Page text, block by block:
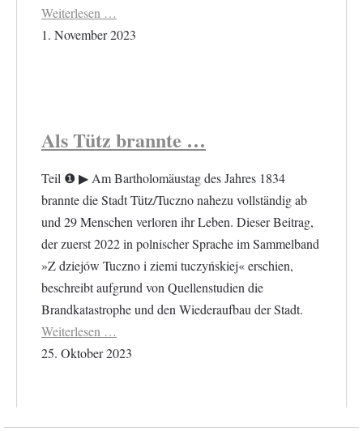
Weiterlesen …
1. November 2023
Als Tütz brannte …
Teil ❶ ▶︎ Am Bartholomäustag des Jahres 1834
brannte die Stadt Tütz/Tuczno nahezu vollständig ab
und 29 Menschen verloren ihr Leben. Dieser Beitrag,
der zuerst 2022 in polnischer Sprache im Sammelband
»Z dziejów Tuczno i ziemi tuczyńskiej« erschien,
beschreibt aufgrund von Quellenstudien die
Brandkatastrophe und den Wiederaufbau der Stadt.
Weiterlesen …
25. Oktober 2023